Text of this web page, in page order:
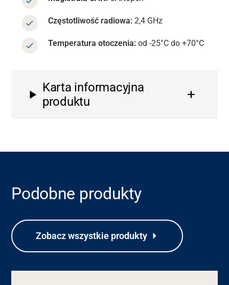
Częstotliwość radiowa: 2,4 GHz
Temperatura otoczenia: od -25°C do +70°C
Karta informacyjna
produktu
Podobne produkty
Zobacz wszystkie produkty